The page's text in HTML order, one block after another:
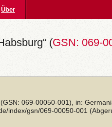
Über
(GSN: 069-
069-00050-001), in:
index/gsn/069-00050-001